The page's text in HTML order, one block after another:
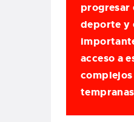
progresar
deporte y
acceso a